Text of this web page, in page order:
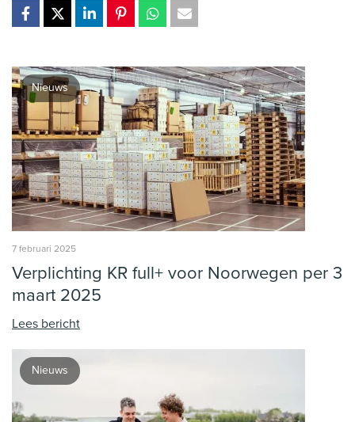
Nieuws
7 februari 2025
Verplichting KR full+ voor Noorwegen per 3
maart 2025
Lees bericht
Nieuws